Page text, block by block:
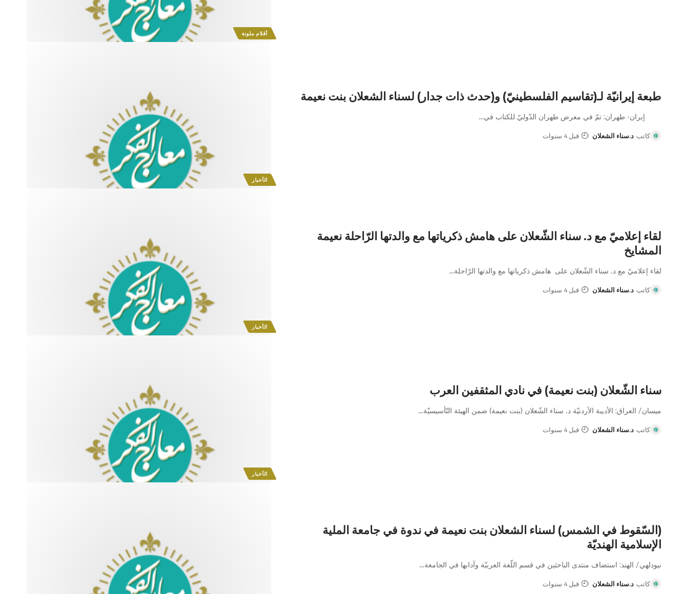
أقلام ملونة
الأخبار
طبعة إيرانيّة لـ(تقاسيم الفلسطينيّ) و(حدث ذات جدار) لسناء الشعلان بنت نعيمة
إيران- طهران: تمّ في معرض طهران الدّوليّ للكتاب في…
كاتب د.سناء الشعلان قبل 4 سنوات
الأخبار
لقاء إعلاميّ مع د. سناء الشّعلان على هامش ذكرياتها مع والدتها الرّاحلة نعيمة
المشايخ
لقاء إعلاميّ مع د. سناء الشّعلان على هامش ذكرياتها مع والدتها الرّاحلة…
كاتب د.سناء الشعلان قبل 4 سنوات
الأخبار
سناء الشّعلان (بنت نعيمة) في نادي المثقفين العرب
ميسان/ العراق: الأديبة الأردنيّة د. سناء الشّعلان (بنت نعيمة) ضمن الهيئة التّأسيسيّة…
كاتب د.سناء الشعلان قبل 4 سنوات
(السّقوط في الشمس) لسناء الشعلان بنت نعيمة في ندوة في جامعة الملية
الإسلامية الهنديّة
نيودلهي/ الهند: استضاف منتدى الباحثين في قسم اللّغة العربيّة وآدابها في الجامعة…
كاتب د.سناء الشعلان قبل 4 سنوات